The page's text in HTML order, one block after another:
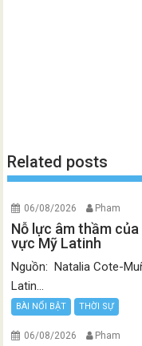
Related posts
06/08/2026 Pham
Nỗ lực âm thầm
vực Mỹ Latinh
Nguồn: Natalia Cote-
Latin...
BÀI NỔI BẬT THỜI SỰ
06/08/2026 Pham